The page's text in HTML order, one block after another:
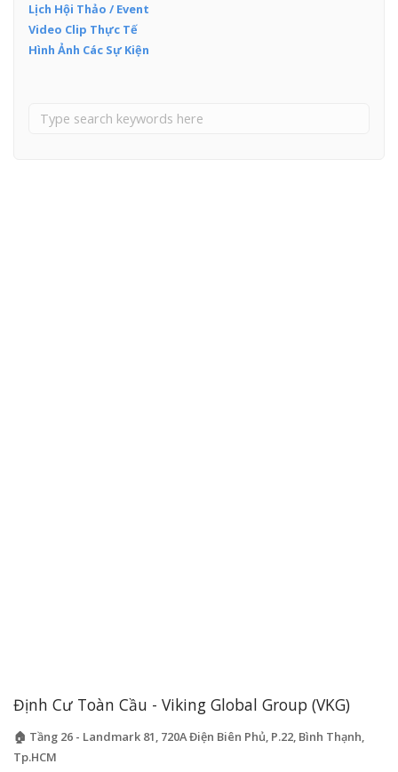
Lịch Hội Thảo / Event
Video Clip Thực Tế
Hình Ảnh Các Sự Kiện
Định Cư Toàn Cầu - Viking Global Group (VKG)
🏠 Tầng 26 - Landmark 81, 720A Điện Biên Phủ, P.22, Bình Thạnh,
Tp.HCM